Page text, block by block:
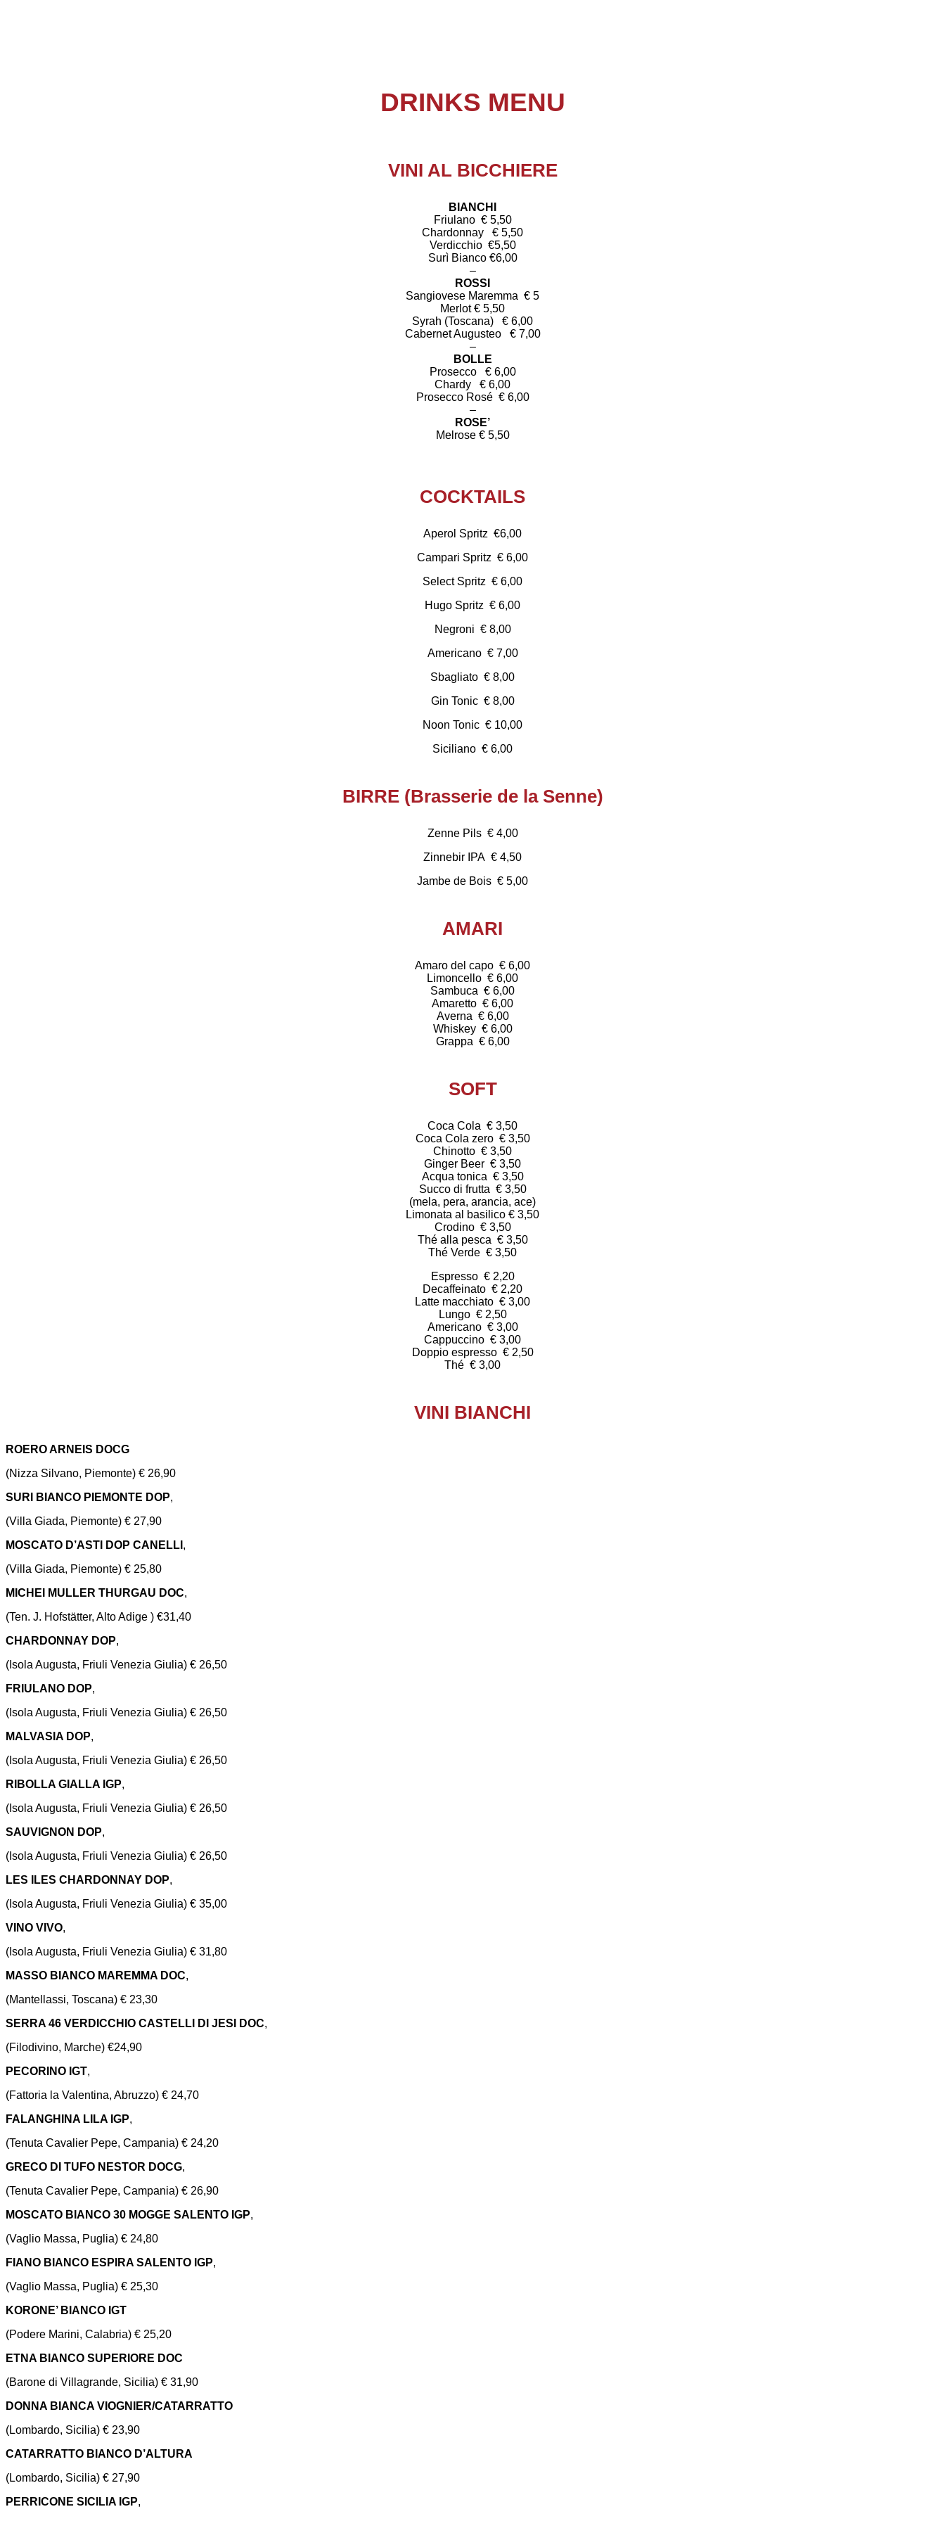
DRINKS MENU
VINI AL BICCHIERE
BIANCHI
Friulano € 5,50
Chardonnay € 5,50
Verdicchio €5,50
Surì Bianco €6,00
–
ROSSI
Sangiovese Maremma € 5
Merlot € 5,50
Syrah (Toscana) € 6,00
Cabernet Augusteo € 7,00
–
BOLLE
Prosecco € 6,00
Chardy € 6,00
Prosecco Rosé € 6,00
–
ROSE’
Melrose € 5,50
COCKTAILS
Aperol Spritz €6,00
Campari Spritz € 6,00
Select Spritz € 6,00
Hugo Spritz € 6,00
Negroni € 8,00
Americano € 7,00
Sbagliato € 8,00
Gin Tonic € 8,00
Noon Tonic € 10,00
Siciliano € 6,00
BIRRE (Brasserie de la Senne)
Zenne Pils € 4,00
Zinnebir IPA € 4,50
Jambe de Bois € 5,00
AMARI
Amaro del capo € 6,00
Limoncello € 6,00
Sambuca € 6,00
Amaretto € 6,00
Averna € 6,00
Whiskey € 6,00
Grappa € 6,00
SOFT
Coca Cola € 3,50
Coca Cola zero € 3,50
Chinotto € 3,50
Ginger Beer € 3,50
Acqua tonica € 3,50
Succo di frutta € 3,50
(mela, pera, arancia, ace)
Limonata al basilico € 3,50
Crodino € 3,50
Thé alla pesca € 3,50
Thé Verde € 3,50
Espresso € 2,20
Decaffeinato € 2,20
Latte macchiato € 3,00
Lungo € 2,50
Americano € 3,00
Cappuccino € 3,00
Doppio espresso € 2,50
Thé € 3,00
VINI BIANCHI
ROERO ARNEIS DOCG
(Nizza Silvano, Piemonte) € 26,90
SURI BIANCO PIEMONTE DOP,
(Villa Giada, Piemonte) € 27,90
MOSCATO D’ASTI DOP CANELLI ,
(Villa Giada, Piemonte) € 25,80
MICHEI MULLER THURGAU DOC,
(Ten. J. Hofstätter, Alto Adige ) €31,40
CHARDONNAY DOP,
(Isola Augusta, Friuli Venezia Giulia) € 26,50
FRIULANO DOP,
(Isola Augusta, Friuli Venezia Giulia) € 26,50
MALVASIA DOP,
(Isola Augusta, Friuli Venezia Giulia) € 26,50
RIBOLLA GIALLA IGP,
(Isola Augusta, Friuli Venezia Giulia) € 26,50
SAUVIGNON DOP,
(Isola Augusta, Friuli Venezia Giulia) € 26,50
LES ILES CHARDONNAY DOP,
(Isola Augusta, Friuli Venezia Giulia) € 35,00
VINO VIVO,
(Isola Augusta, Friuli Venezia Giulia) € 31,80
MASSO BIANCO MAREMMA DOC,
(Mantellassi, Toscana) € 23,30
SERRA 46 VERDICCHIO CASTELLI DI JESI DOC,
(Filodivino, Marche) €24,90
PECORINO IGT,
(Fattoria la Valentina, Abruzzo) € 24,70
FALANGHINA LILA IGP,
(Tenuta Cavalier Pepe, Campania) € 24,20
GRECO DI TUFO NESTOR DOCG,
(Tenuta Cavalier Pepe, Campania) € 26,90
MOSCATO BIANCO 30 MOGGE SALENTO IGP,
(Vaglio Massa, Puglia) € 24,80
FIANO BIANCO ESPIRA SALENTO IGP,
(Vaglio Massa, Puglia) € 25,30
KORONE’ BIANCO IGT
(Podere Marini, Calabria) € 25,20
ETNA BIANCO SUPERIORE DOC
(Barone di Villagrande, Sicilia) € 31,90
DONNA BIANCA VIOGNIER/CATARRATTO
(Lombardo, Sicilia) € 23,90
CATARRATTO BIANCO D’ALTURA
(Lombardo, Sicilia) € 27,90
PERRICONE SICILIA IGP,